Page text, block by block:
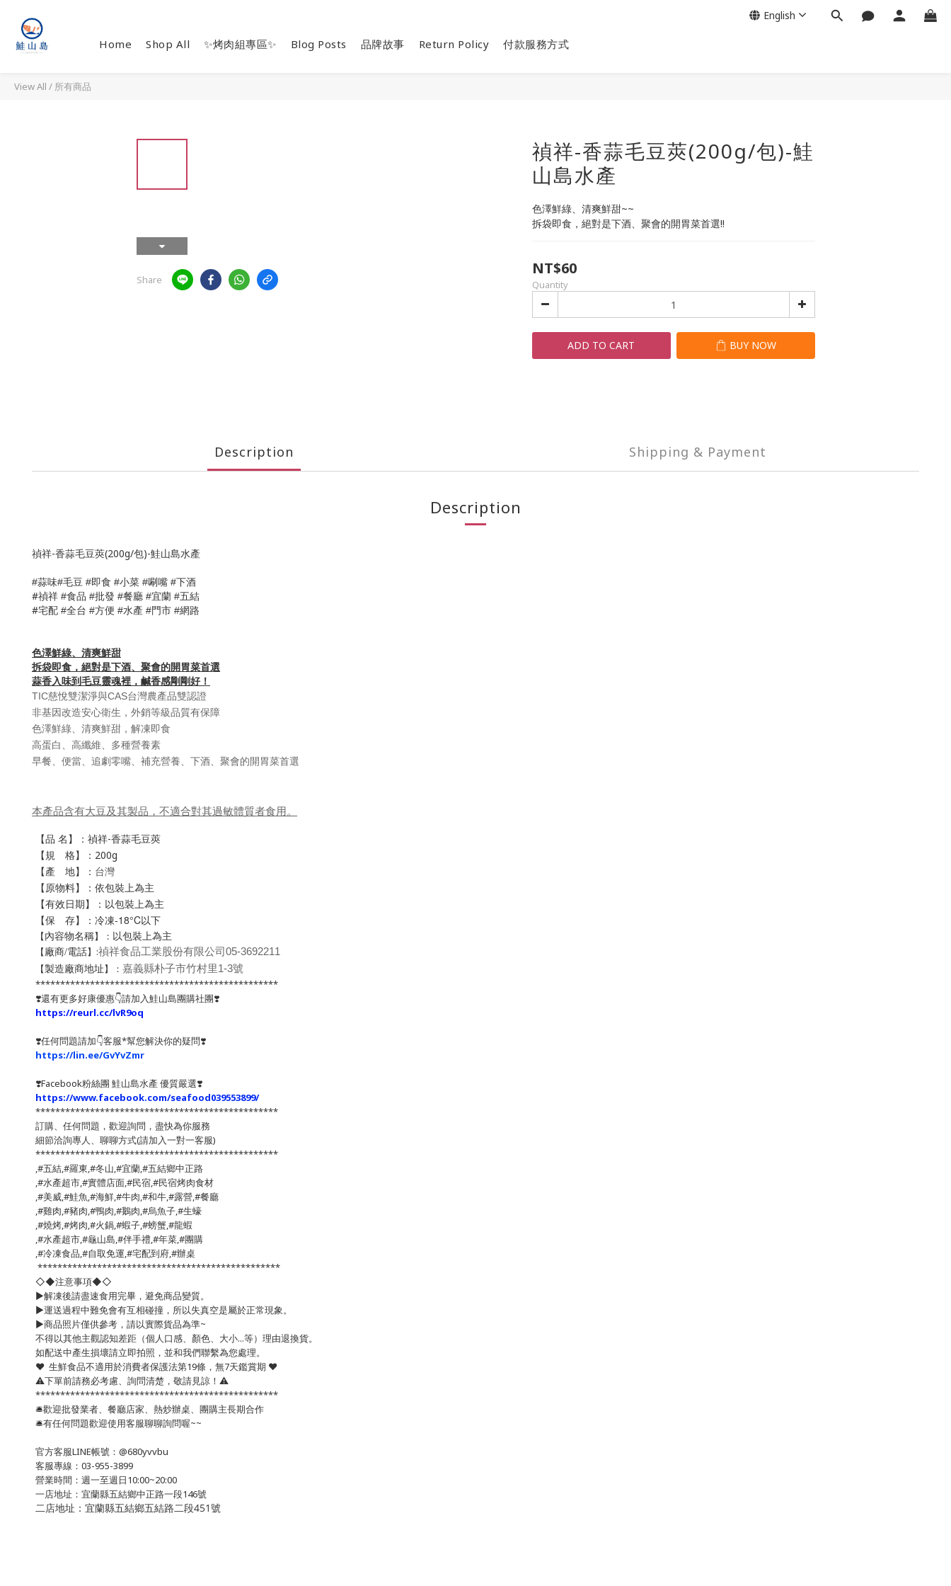
Home Shop All ✨烤肉組專區✨ Blog Posts 品牌故事 Return Policy 付款服務方式
English
View All / 所有商品
Share
禎祥-香蒜毛豆莢(200g/包)-鮭
山島水產
色澤鮮綠、清爽鮮甜~~
拆袋即食，絕對是下酒、聚會的開胃菜首選!!
NT$60
Quantity
ADD TO CART BUY NOW
Description Shipping & Payment
Description
禎祥-香蒜毛豆莢(200g/包)-鮭山島水產
#蒜味#毛豆 #即食 #小菜 #唰嘴 #下酒
#禎祥 #食品 #批發 #餐廳 #宜蘭 #五結
#宅配 #全台 #方便 #水產 #門市 #網路
色澤鮮綠、清爽鮮甜
拆袋即食，絕對是下酒、聚會的開胃菜首選
蒜香入味到毛豆靈魂裡，鹹香感剛剛好！
TIC慈悅雙潔淨與CAS台灣農產品雙認證
非基因改造安心衛生，外銷等級品質有保障
色澤鮮綠、清爽鮮甜，解凍即食
高蛋白、高纖維、多種營養素
早餐、便當、追劇零嘴、補充營養、下酒、聚會的開胃菜首選
本產品含有大豆及其製品，不適合對其過敏體質者食用。
【品 名】： 禎祥-香蒜毛豆莢
【規 格】 ： 200g
【產 地】： 台灣
【原物料】：依包裝上為主
【有效日期】：以包裝上為主
【保 存】：冷凍-18°C以下
【內容物名稱】： 以包裝上為主
【廠商/電話】:禎祥食品工業股份有限公司05-3692211
【製造廠商地址】： 嘉義縣朴子市竹村里1-3號
*************************************************
❣️還有更多好康優惠👇請加入鮭山島團購社團❣️
https://reurl.cc/lvR9oq
❣️任何問題請加👇客服*幫您解決你的疑問❣️
https://lin.ee/GvYvZmr
❣️Facebook粉絲團 鮭山島水產 優質嚴選❣️
https://www.facebook.com/seafood039553899/
*************************************************
訂購、任何問題，歡迎詢問，盡快為你服務
細節洽詢專人、聊聊方式(請加入一對一客服)
*************************************************
,#五結,#羅東,#冬山,#宜蘭,#五結鄉中正路
,#水產超市,#實體店面,#民宿,#民宿烤肉食材
,#美威,#鮭魚,#海鮮,#牛肉,#和牛,#露營,#餐廳
,#雞肉,#豬肉,#鴨肉,#鵝肉,#烏魚子,#生蠔
,#燒烤,#烤肉,#火鍋,#蝦子,#螃蟹,#龍蝦
,#水產超市,#龜山島,#伴手禮,#年菜,#團購
,#冷凍食品,#自取免運,#宅配到府,#辦桌
*************************************************
◇◆注意事項◆◇
▶️解凍後請盡速食用完畢，避免商品變質。
▶️運送過程中難免會有互相碰撞，所以失真空是屬於正常現象。
▶️商品照片僅供參考，請以實際貨品為準~
不得以其他主觀認知差距（個人口感、顏色、大小...等）理由退換貨。
如配送中產生損壞請立即拍照，並和我們聯繫為您處理。
❤️ 生鮮食品不適用於消費者保護法第19條，無7天鑑賞期 ❤️
⚠️下單前請務必考慮、詢問清楚，敬請見諒！⚠️
*************************************************
🛎歡迎批發業者、餐廳店家、熱炒辦桌、團購主長期合作
🛎有任何問題歡迎使用客服聊聊詢問喔~~
官方客服LINE帳號：@680yvvbu
客服專線：03-955-3899
營業時間：週一至週日10:00~20:00
一店地址：宜蘭縣五結鄉中正路一段146號
二店地址：宜蘭縣五結鄉五結路二段451號